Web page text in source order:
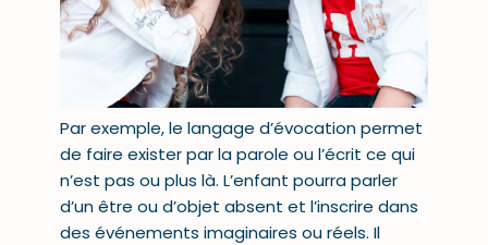
Par exemple, le langage d’évocation permet
de faire exister par la parole ou l’écrit ce qui
n’est pas ou plus là. L’enfant pourra parler
d’un être ou d’objet absent et l’inscrire dans
des événements imaginaires ou réels. Il